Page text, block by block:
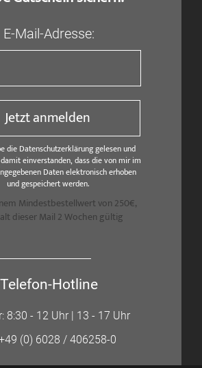
E-Mail-Adresse:
Jetzt anmelden
die Datenschutzerklärung gelesen und
einverstanden, dass die von mir im
Daten elektronisch erhoben
und gespeichert werden.
Mindestbestellwert von 250€,
dieser Mail 2 Wochen gültig
Telefon-Hotline
8:30 - 12 Uhr | 13 - 17 Uhr
(0) 6028 / 406258-0